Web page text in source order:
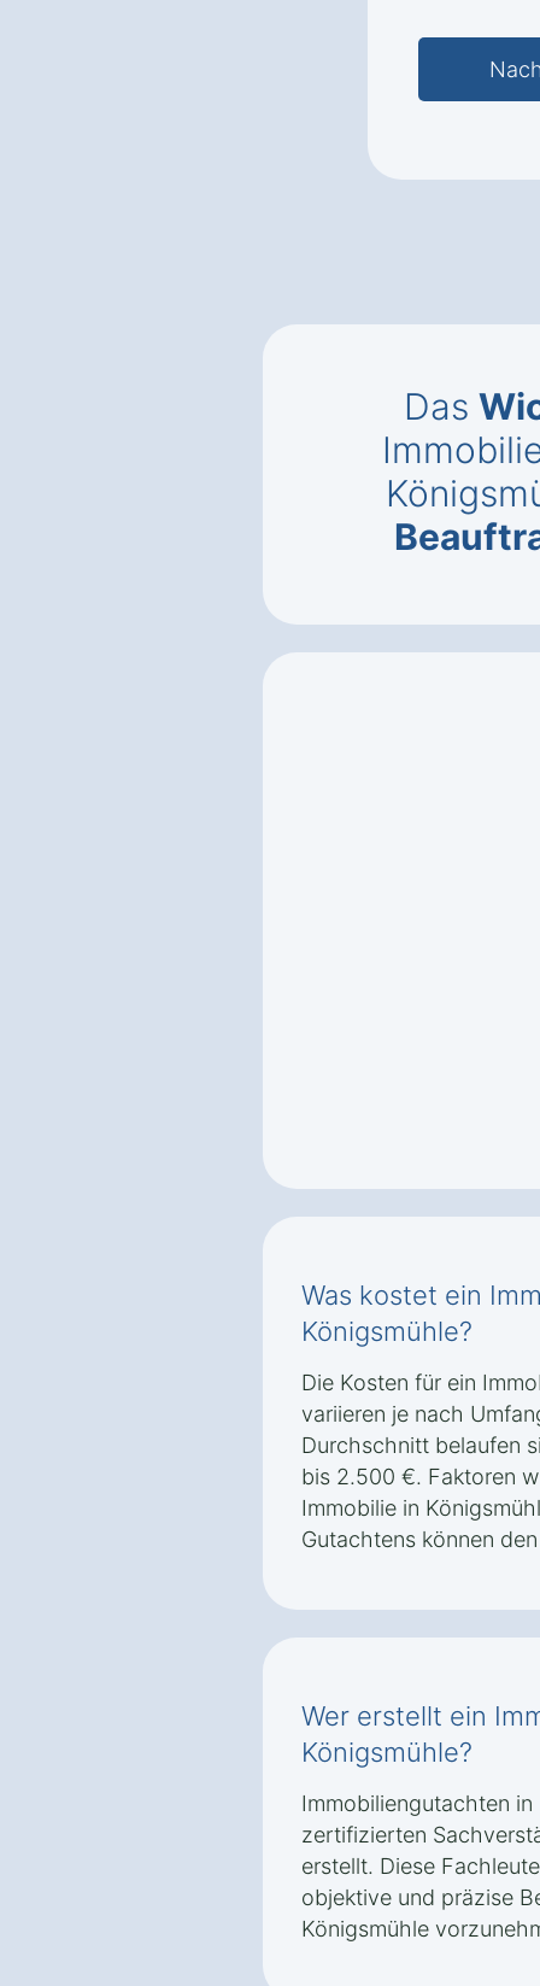
Das
Was kostet ein
Königsmühle?
Die Kosten für ein
variieren je nach
Durchschnitt belaufen
bis 2.500 €. Faktoren
Immobilie in
Gutachtens können
Wer erstellt ein
Königsmühle?
Immobiliengutachten
zertifizierten
erstellt. Diese
objektive und präzise
Königsmühle